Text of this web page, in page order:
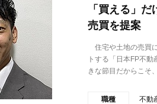
「買える」
売買を提案
住宅や土地の売買
トする「日本FP不
きな節目だからこそ
職種 不動